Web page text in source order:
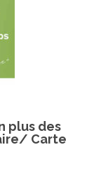
plus des
Carte